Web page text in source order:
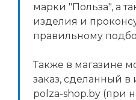
марки "Польза", а
изделия и
правильному
Также в магазине
заказ, сделанный в
polza-shop.by (при